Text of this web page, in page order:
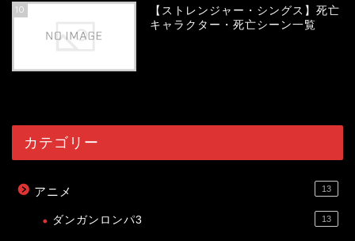
10
【ストレンジャー・シングス】死亡
キャラクター・死亡シーン一覧
カテゴリー
アニメ 13
ダンガンロンパ3 13